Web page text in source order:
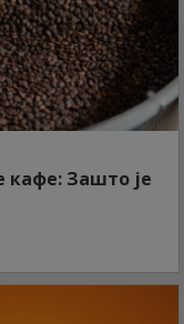
кафе: Зашто је